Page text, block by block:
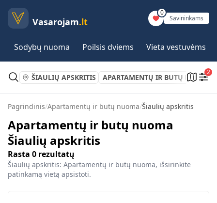
Vasarojam.lt
0
Savininkams
Sodybų nuoma Poilsis dviems Vieta vestuvėms
ŠIAULIŲ APSKRITIS APARTAMENTŲ IR BUTŲ NUOMA
2
Pagrindinis/Apartamentų ir butų nuoma/Šiaulių apskritis
Apartamentų ir butų nuoma
Šiaulių apskritis
Rasta 0 rezultatų
Šiaulių apskritis: Apartamentų ir butų nuoma, išsirinkite
patinkamą vietą apsistoti.